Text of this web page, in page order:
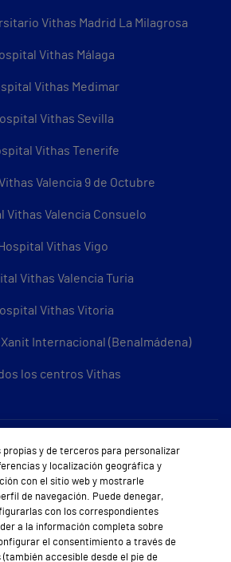
Vithas Madrid La Milagrosa
Vithas Málaga
Vithas Medimar
Vithas Sevilla
Vithas Tenerife
Valencia 9 de Octubre
Vithas Valencia Consuelo
Hospital Vithas Vigo
Vithas Valencia Turia
Vithas Vitoria
Internacional (Benalmádena)
los centros Vithas
Sobre Vithas
Quiénes somos
Trabajar en Vithas
Cita Médica
propias y de terceros para personalizar
y localización geográfica y
con el sitio web y mostrarle
de navegación. Puede denegar,
con los correspondientes
a la información completa sobre
el consentimiento a través de
(también accesible desde el pie de